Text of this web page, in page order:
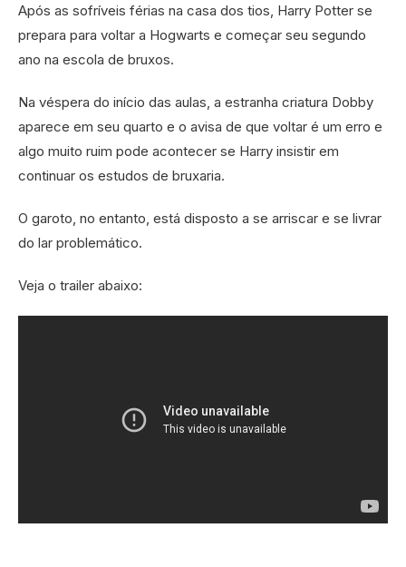
Após as sofríveis férias na casa dos tios, Harry Potter se
prepara para voltar a Hogwarts e começar seu segundo
ano na escola de bruxos.
Na véspera do início das aulas, a estranha criatura Dobby
aparece em seu quarto e o avisa de que voltar é um erro e
algo muito ruim pode acontecer se Harry insistir em
continuar os estudos de bruxaria.
O garoto, no entanto, está disposto a se arriscar e se livrar
do lar problemático.
Veja o trailer abaixo: